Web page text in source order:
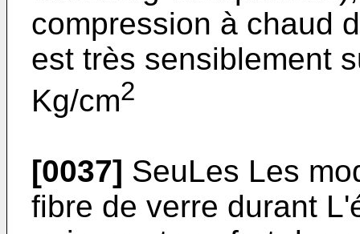
compression à chaud
est très sensiblement
Kg/cm2
[0037] SeuLes Les
fibre de verre durant